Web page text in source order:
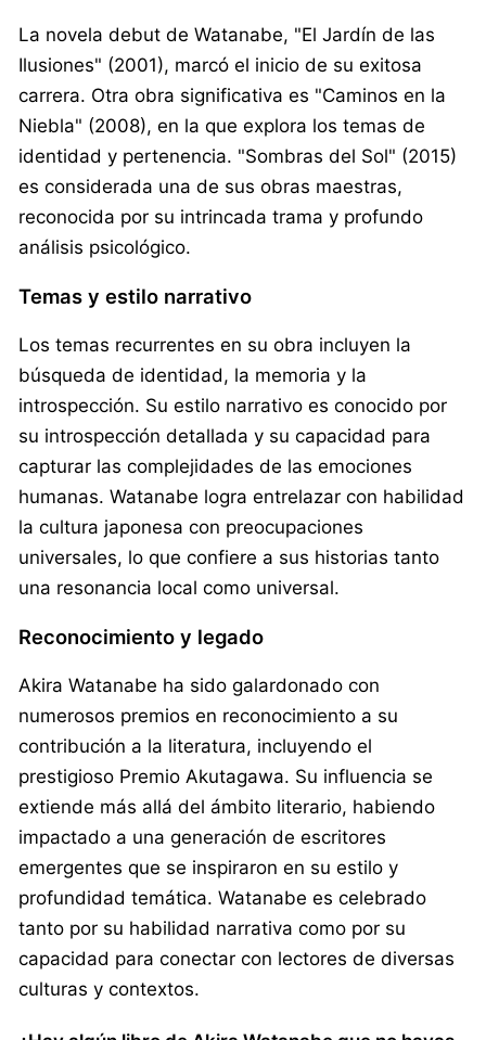
La novela debut de Watanabe, "El Jardín de las
Ilusiones" (2001), marcó el inicio de su exitosa
carrera. Otra obra significativa es "Caminos en la
Niebla" (2008), en la que explora los temas de
identidad y pertenencia. "Sombras del Sol" (2015)
es considerada una de sus obras maestras,
reconocida por su intrincada trama y profundo
análisis psicológico.
Temas y estilo narrativo
Los temas recurrentes en su obra incluyen la
búsqueda de identidad, la memoria y la
introspección. Su estilo narrativo es conocido por
su introspección detallada y su capacidad para
capturar las complejidades de las emociones
humanas. Watanabe logra entrelazar con habilidad
la cultura japonesa con preocupaciones
universales, lo que confiere a sus historias tanto
una resonancia local como universal.
Reconocimiento y legado
Akira Watanabe ha sido galardonado con
numerosos premios en reconocimiento a su
contribución a la literatura, incluyendo el
prestigioso Premio Akutagawa. Su influencia se
extiende más allá del ámbito literario, habiendo
impactado a una generación de escritores
emergentes que se inspiraron en su estilo y
profundidad temática. Watanabe es celebrado
tanto por su habilidad narrativa como por su
capacidad para conectar con lectores de diversas
culturas y contextos.